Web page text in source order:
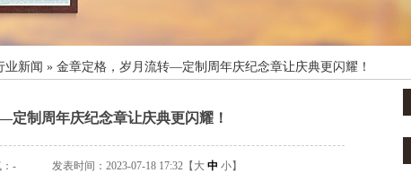
业新闻 » 金章定格，岁月流转—定制周年庆纪念章让庆典更闪耀！
定制周年庆纪念章让庆典更闪耀！
- 发表时间：2023-07-18 17:32【 大 中 小】